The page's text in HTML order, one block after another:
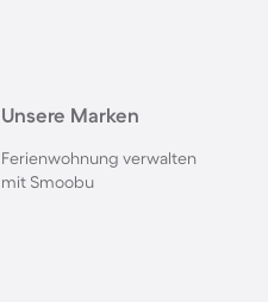
Unsere Marken
Ferienwohnung verwalten
mit Smoobu